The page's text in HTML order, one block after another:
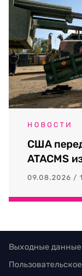
НОВОСТИ
США
ATACMS
09.08.2026 /
Выходные